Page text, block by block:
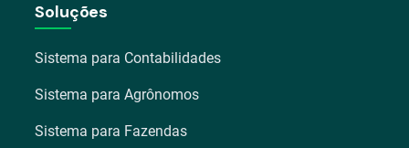
Soluções
Sistema para Contabilidades
Sistema para Agrônomos
Sistema para Fazendas